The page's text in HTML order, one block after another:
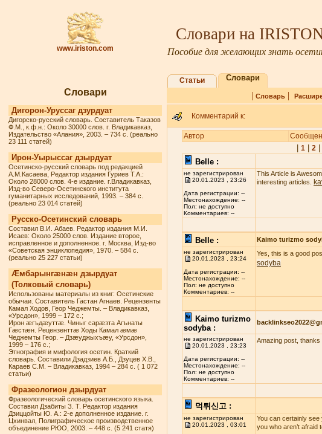
www.iriston.com
Словари на
Пособие для желающих знать
Словари
Дигорон-Уруссаг дзурдуат
Дигорско-русский словарь. Составитель Таказов
Ф.М., к.ф.н.: Около 30000 слов. г. Владикавказ,
Издательство «Алания», 2003. – 734 с. (реально
23 111 статей)
Ирон-Уырыссаг дзырдуат
Осетинско-русский словарь под редакцией
А.М.Касаева, Редактор издания Гуриев Т.А.:
Около 28000 слов. 4-е издание. г.Владикавказ,
Изд-во Северо-Осетинского института
гуманитарных исследований, 1993. – 384 с.
(реально 23 014 статей)
Русско-Осетинский словарь
Составил В.И. Абаев. Редактор издания М.И.
Исаев: Около 25000 слов. Издание второе,
исправленное и дополненное. г. Москва, Изд-во
«Советская энциклопедия», 1970. – 584 с.
(реально 25 227 статьи)
Æмбарынгæнæн дзырдуат
(Толковый словарь)
Использованы материалы из книг: Осетинские
обычаи. Составитель Гастан Агнаев. Рецензенты
Камал Ходов, Геор Чеджемты. – Владикавказ,
«Урсдон», 1999 – 172 с.;
Ирон æгъдæуттæ. Чиныг сарæзта Агънаты
Гæстæн. Рецензенттæ Ходы Камал æмæ
Чеджемты Геор. – Дзæуджыхъæу, «Урсдон»,
1999 – 176 с.;
Этнография и мифология осетин. Краткий
словарь. Составили Дзадзиев А.Б., Дзуцев Х.В.,
Караев С.М. – Владикавказ, 1994 – 284 с. ( 1 072
статьи)
Фразеологион дзырдуат
Фразеологический словарь осетинского языка.
Составил Дзабиты З. Т. Редактор издания
Дзиццойты Ю. А.: 2-е дополненное издание. г.
Цхинвал, Полиграфическое производственное
объединение РЮО, 2003. – 448 с. (5 241 статя)
Статьи Словари
| Словарь|
Комментарий к:
Автор
1| 2|
Belle :
не зарегистрирован
20.01.2023 , 23:26
Дата регистрации: --
Местонахождение: --
Пол: не доступно
Комментариев: --
This Article is
interesting articles.
Belle : Kaimo turizmo
не зарегистрирован
20.01.2023 , 23:24
Дата регистрации: --
Местонахождение: --
Пол: не доступно
Комментариев: --
Yes, this is a good
sodyba
Kaimo turizmo
sodyba :
не зарегистрирован
20.01.2023 , 23:23
Дата регистрации: --
Местонахождение: --
Пол: не доступно
Комментариев: --
Amazing post, thanks
먹튀신고 :
не зарегистрирован
20.01.2023 , 03:01
You can certainly
you who aren’t afraid